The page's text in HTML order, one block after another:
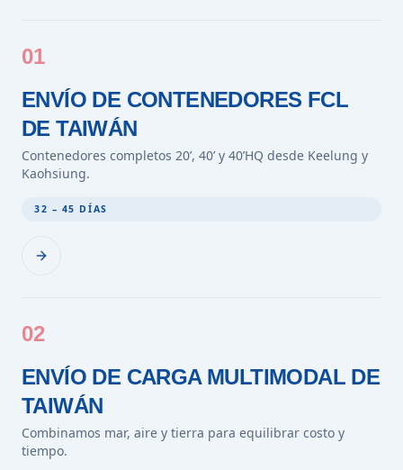
01
ENVÍO DE CONTENEDORES FCL
DE TAIWÁN
Contenedores completos 20’, 40’ y 40’HQ desde Keelung y
Kaohsiung.
32 – 45 DÍAS
02
ENVÍO DE CARGA MULTIMODAL DE
TAIWÁN
Combinamos mar, aire y tierra para equilibrar costo y
tiempo.